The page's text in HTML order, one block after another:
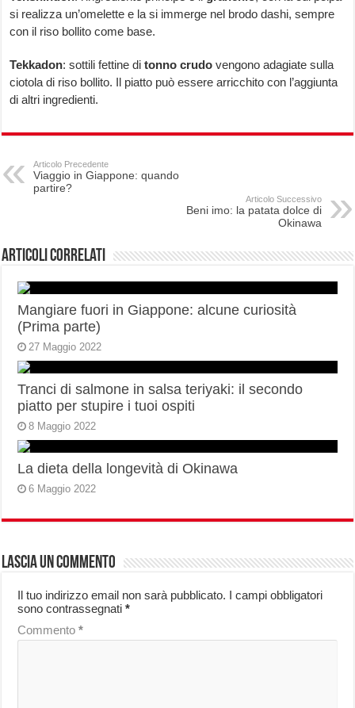
si realizza un’omelette e la si immerge nel brodo dashi, sempre
con il riso bollito come base.
Tekkadon: sottili fettine ditonno crudo vengono adagiate sulla
ciotola di riso bollito. Il piatto può essere arricchito con l’aggiunta
di altri ingredienti.
Articolo Precedente
Viaggio in Giappone: quando
partire?
Articolo Successivo
Beni imo: la patata dolce di
Okinawa
Articoli correlati
Mangiare fuori in Giappone: alcune curiosità
(Prima parte)
27 Maggio 2022
Tranci di salmone in salsa teriyaki: il secondo
piatto per stupire i tuoi ospiti
8 Maggio 2022
La dieta della longevità di Okinawa
6 Maggio 2022
Lascia un commento
Il tuo indirizzo email non sarà pubblicato. I campi obbligatori
sono contrassegnati*
Commento*